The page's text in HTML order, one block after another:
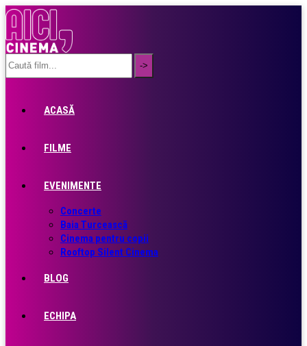
ACASĂ
FILME
EVENIMENTE
Concerte
Baia Turcească
Cinema pentru copii
Rooftop Silent Cinema
BLOG
ECHIPA